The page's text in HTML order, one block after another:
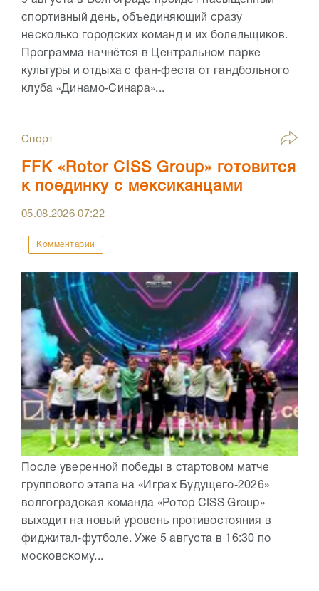
спортивный день, объединяющий сразу
несколько городских команд и их болельщиков.
Программа начнётся в Центральном парке
культуры и отдыха с фан‑феста от гандбольного
клуба «Динамо‑Синара»...
Спорт
FFK «Rotor CISS Group» готовится
к поединку с мексиканцами
05.08.202607:22
Комментарии
После уверенной победы в стартовом матче
группового этапа на «Играх Будущего‑2026»
волгоградская команда «Ротор CISS Group»
выходит на новый уровень противостояния в
фиджитал‑футболе. Уже 5 августа в 16:30 по
московскому...